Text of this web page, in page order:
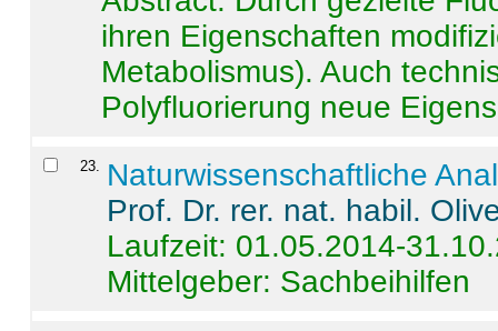
ihren Eigenschaften
Metabolismus). Auch
Polyfluorierung neue
23. Naturwissenschaftliche
Prof. Dr. rer. nat. habil.
Laufzeit: 01.05.2014-
Mittelgeber: Sachbeihilfen